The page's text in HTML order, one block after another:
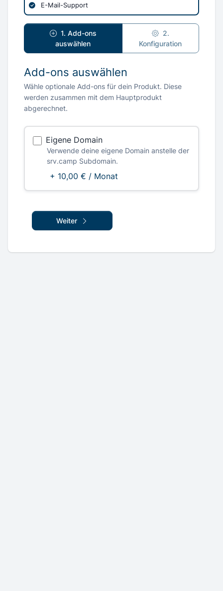
E-Mail-Support
1. Add-ons
auswählen
2.
Konfiguration
Add-ons auswählen
Wähle optionale Add-ons für dein Produkt. Diese
werden zusammen mit dem Hauptprodukt
abgerechnet.
Eigene Domain
Verwende deine eigene Domain anstelle der
srv.camp Subdomain.
+ 10,00 € / Monat
Weiter